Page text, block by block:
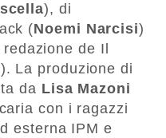
), di
(Noemi Narcisi)
de Il
). La produzione di
da Lisa Mazoni
con i ragazzi
esterna IPM e